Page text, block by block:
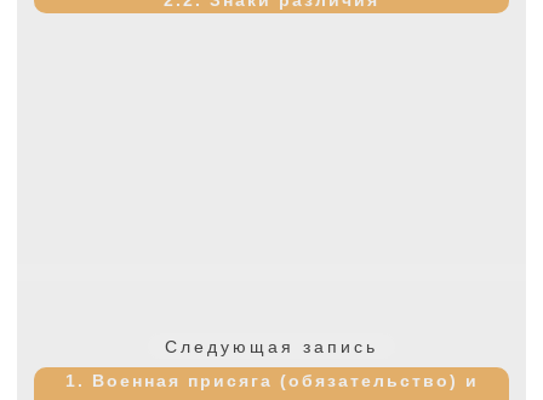
Следующая запись
запись:
1. Военная присяга (обязательство) и